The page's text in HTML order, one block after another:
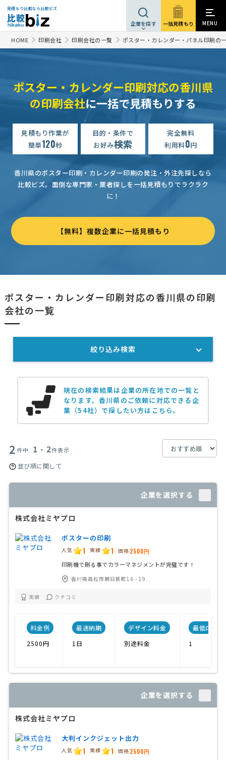
見積もり比較なら比較ビズ
企業を探す 一括見積もり MENU
HOME 印刷会社 印刷会社の一覧 ポスター・カレンダー・パネル印刷の
ポスター・カレンダー印刷対応の香川県
の印刷会社に一括で見積もりする
見積もり作業が
簡単120秒
目的・条件で
お好み検索
完全無料
利用料0円
香川県のポスター印刷・カレンダー印刷の発注・外注先探しなら
比較ビズ。 面倒な専門家・業者探しを一括見積もりでラクラク
に！
【無料】複数企業に一括見積もり
ポスター・カレンダー印刷対応の香川県の印刷
会社の一覧
現在の検索結果は企業の所在地での一覧と
なります。香川県のご依頼に対応できる企
業（54社）で探したい方はこちら。
2件中 1 - 2件表示
並び順に関して
企業を選択する
株式会社ミヤプロ
ポスターの印刷
人気 1 実績 1 価格 2500円
印刷機で刷る事でカラーマネジメントが完璧です！
香川県高松市朝日新町16 - 19
実績 クチコミ
料金例
2500円
最速納期
1日
デザイン料金
別途料金
最低ロット
1
企業を選択する
株式会社ミヤプロ
大判インクジェット出力
人気 1 実績 1 価格 2500円
絞り込み検索